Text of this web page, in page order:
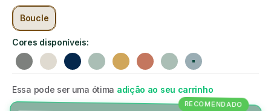
Boucle
Cores disponíveis:
Cinza Linho Azul marinho
Verde MostardaRosa Verde Azul claro
Essa pode ser uma ótima adição ao seu carrinho
RECOMENDADO